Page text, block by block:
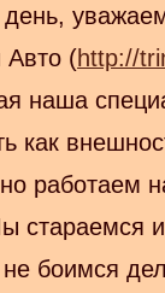
Авто (http://
наша
как
работаем
стараемся
не боимся